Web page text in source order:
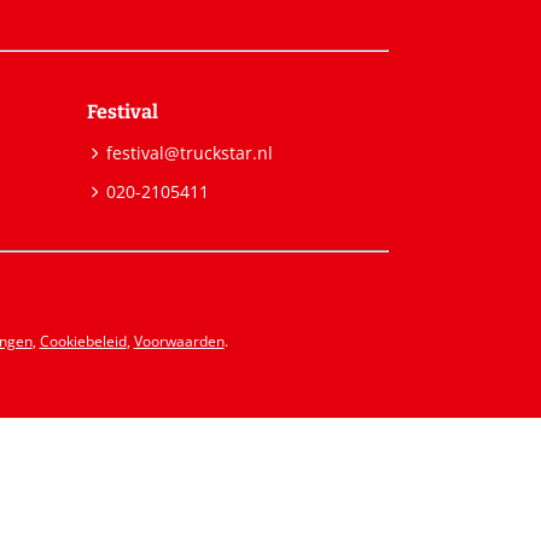
Festival
festival@truckstar.nl
020-2105411
,Cookiebeleid,Voorwaarden.